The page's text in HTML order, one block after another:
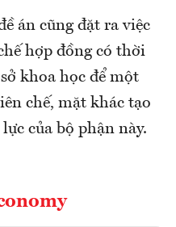
án cũng đặt ra việc
hợp đồng có thời
khoa học để một
chế, mặt khác tạo
của bộ phận này.